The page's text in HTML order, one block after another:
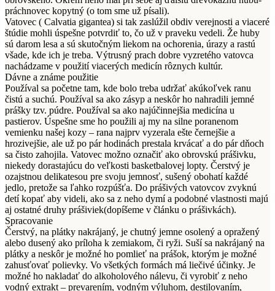
práchnovec kopytný (o tom sme už písali).
Vatovec ( Calvatia gigantea) si tak zaslúžil obdiv verejnosti a viaceré
štúdie mohli úspešne potvrdiť to, čo už v praveku vedeli. Že huby
sú darom lesa a sú skutočným liekom na ochorenia, úrazy a rastú
všade, kde ich je treba. Výtrusný prach dobre vyzretého vatovca
nachádzame v použití viacerých medicín rôznych kultúr.
Dávne a známe použitie
Používal sa početne tam, kde bolo treba udržať akúkoľvek ranu
čistú a suchú. Používal sa ako zásyp a neskôr ho nahradili jemné
prášky tzv. púdre. Používal sa ako najúčinnejšia medicína u
pastierov. Úspešne sme ho použili aj my na silne poranenom
vemienku našej kozy – rana najprv vyzerala ešte černejšie a
hrozivejšie, ale už po pár hodinách prestala krvácať a do pár dňoch
sa čisto zahojila. Vatovec možno označiť ako obrovskú prášivku,
niekedy dorastajúcu do veľkosti basketbalovej lopty. Čerstvý je
ozajstnou delikatesou pre svoju jemnosť, sušený obohatí každé
jedlo, pretože sa ľahko rozpúšťa. Do prášivých vatovcov zvyknú
detí kopať aby videli, ako sa z neho dymí a podobné vlastnosti majú
aj ostatné druhy prášiviek(dopíšeme v článku o prášivkách).
Spracovanie
Čerstvý, na plátky nakrájaný, je chutný jemne osolený a opražený
alebo dusený ako príloha k zemiakom, či ryži. Suší sa nakrájaný na
plátky a neskôr je možné ho pomlieť na prášok, ktorým je možné
zahusťovať polievky. Vo všetkých formách má liečivé účinky. Je
možné ho nakladať do alkoholového nálevu, či vyrobiť z neho
vodný extrakt – prevarením, vodným výluhom, destilovaním,